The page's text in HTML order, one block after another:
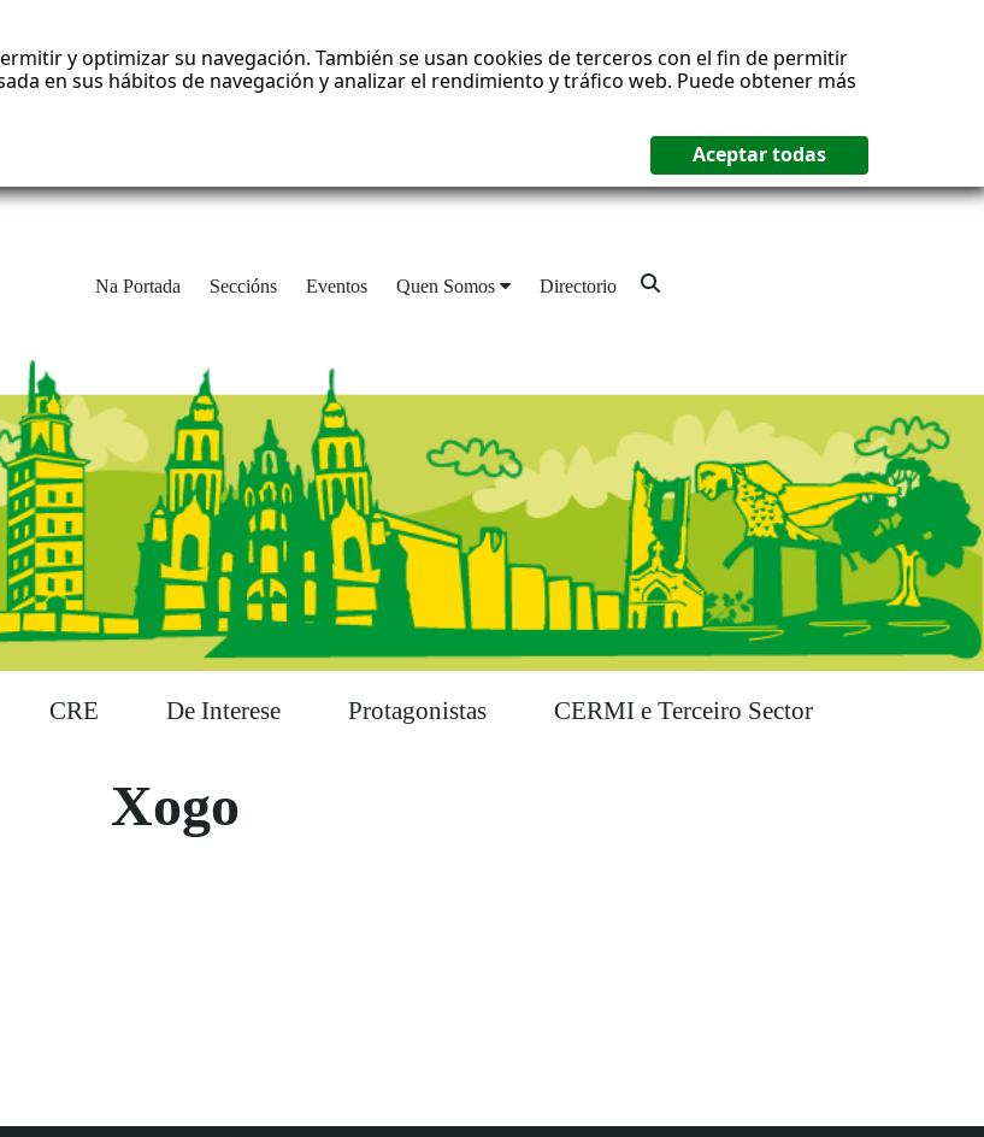
y optimizar su navegación. También se usan cookies de terceros con el fin de permitir
en sus hábitos de navegación y analizar el rendimiento y tráfico web. Puede obtener más
Na Portada Seccións Eventos Quen Somos Directorio
CRE De Interese Protagonistas CERMI e Terceiro Sector
Xogo